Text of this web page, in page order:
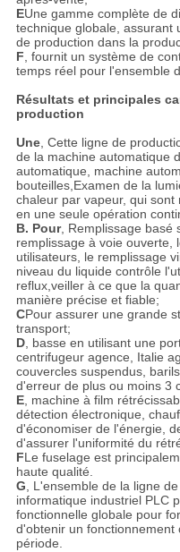
EUne gamme complète de
technique globale, assurant
de production dans la
F, fournit un système de
temps réel pour l'ensemble
Résultats et principales
production
Une, Cette ligne de
de la machine automatique
automatique, machine
bouteilles,Examen de la
chaleur par vapeur, qui
en une seule opération
B. Pour, Remplissage basé
remplissage à voie ouverte,
utilisateurs, le remplissage
niveau du liquide contrôle
reflux,veiller à ce que la
manière précise et fiable;
CPour assurer une grande
transport;
D, basse en utilisant une
centrifugeur agence, Italie
couvercles suspendus,
d'erreur de plus ou moins 3
E, machine à film
détection électronique,
d'économiser de l'énergie,
d'assurer l'uniformité du
FLe fuselage est
haute qualité.
G, L'ensemble de la ligne
informatique industriel PLC
fonctionnelle globale pour
d'obtenir un fonctionnement
période.